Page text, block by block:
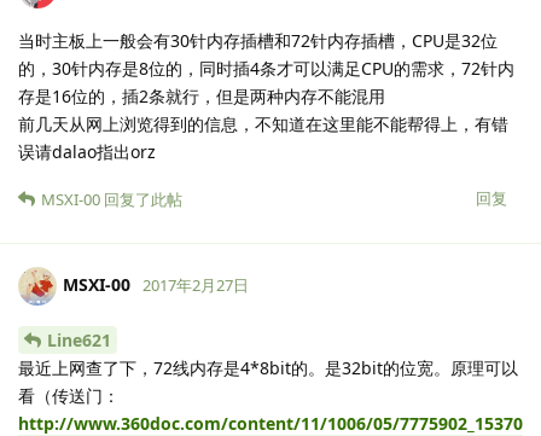
当时主板上一般会有30针内存插槽和72针内存插槽，CPU是32位
的，30针内存是8位的，同时插4条才可以满足CPU的需求，72针内
存是16位的，插2条就行，但是两种内存不能混用
前几天从网上浏览得到的信息，不知道在这里能不能帮得上，有错
误请dalao指出orz
回复
MSXI-00 回复了此帖
MSXI-00 2017年2月27日
Line621
最近上网查了下，72线内存是4*8bit的。是32bit的位宽。原理可以
看（传送门：
http://www.360doc.com/content/11/1006/05/7775902_15370